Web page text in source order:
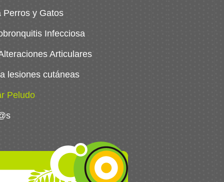
Perros y Gatos
Infecciosa
Articulares
lesiones cutáneas
Peludo